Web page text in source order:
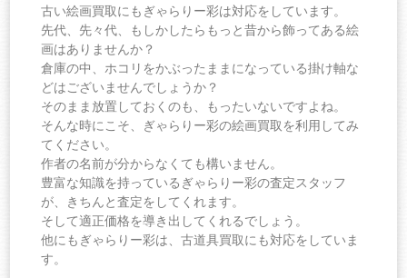
古い絵画買取にもぎゃらりー彩は対応をしています。
先代、先々代、もしかしたらもっと昔から飾ってある絵
画はありませんか？
倉庫の中、ホコリをかぶったままになっている掛け軸な
どはございませんでしょうか？
そのまま放置しておくのも、もったいないですよね。
そんな時にこそ、ぎゃらりー彩の絵画買取を利用してみ
てください。
作者の名前が分からなくても構いません。
豊富な知識を持っているぎゃらりー彩の査定スタッフ
が、きちんと査定をしてくれます。
そして適正価格を導き出してくれるでしょう。
他にもぎゃらりー彩は、古道具買取にも対応をしていま
す。